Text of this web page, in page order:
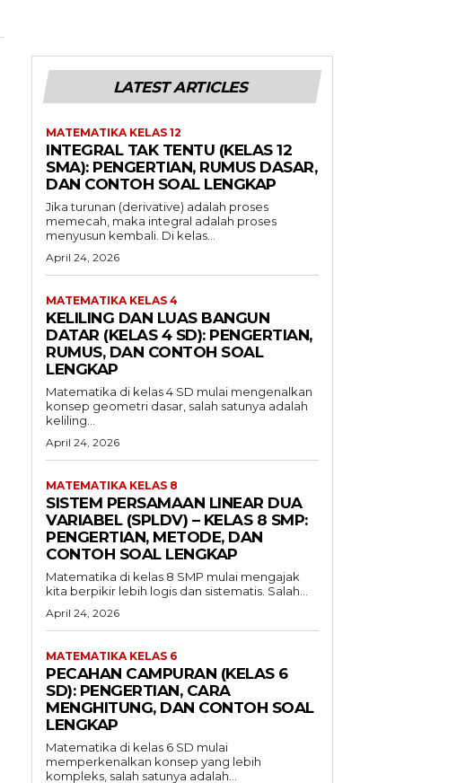
LATEST ARTICLES
MATEMATIKA KELAS 12
INTEGRAL TAK TENTU (KELAS 12
SMA): PENGERTIAN, RUMUS DASAR,
DAN CONTOH SOAL LENGKAP
Jika turunan (derivative) adalah proses
memecah, maka integral adalah proses
menyusun kembali. Di kelas...
April 24, 2026
MATEMATIKA KELAS 4
KELILING DAN LUAS BANGUN
DATAR (KELAS 4 SD): PENGERTIAN,
RUMUS, DAN CONTOH SOAL
LENGKAP
Matematika di kelas 4 SD mulai mengenalkan
konsep geometri dasar, salah satunya adalah
keliling...
April 24, 2026
MATEMATIKA KELAS 8
SISTEM PERSAMAAN LINEAR DUA
VARIABEL (SPLDV) – KELAS 8 SMP:
PENGERTIAN, METODE, DAN
CONTOH SOAL LENGKAP
Matematika di kelas 8 SMP mulai mengajak
kita berpikir lebih logis dan sistematis. Salah...
April 24, 2026
MATEMATIKA KELAS 6
PECAHAN CAMPURAN (KELAS 6
SD): PENGERTIAN, CARA
MENGHITUNG, DAN CONTOH SOAL
LENGKAP
Matematika di kelas 6 SD mulai
memperkenalkan konsep yang lebih
kompleks, salah satunya adalah...